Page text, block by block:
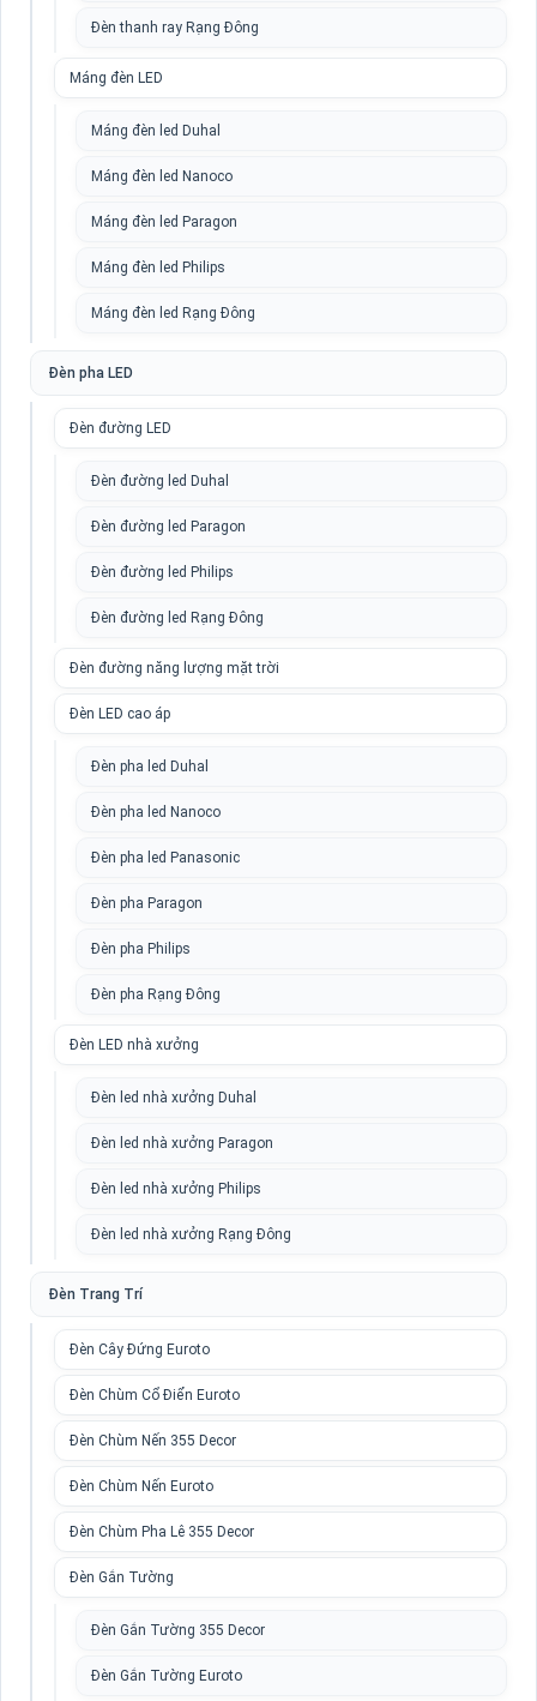
Đèn thanh ray Rạng Đông
Máng đèn LED
Máng đèn led Duhal
Máng đèn led Nanoco
Máng đèn led Paragon
Máng đèn led Philips
Máng đèn led Rạng Đông
Đèn pha LED
Đèn đường LED
Đèn đường led Duhal
Đèn đường led Paragon
Đèn đường led Philips
Đèn đường led Rạng Đông
Đèn đường năng lượng mặt trời
Đèn LED cao áp
Đèn pha led Duhal
Đèn pha led Nanoco
Đèn pha led Panasonic
Đèn pha Paragon
Đèn pha Philips
Đèn pha Rạng Đông
Đèn LED nhà xưởng
Đèn led nhà xưởng Duhal
Đèn led nhà xưởng Paragon
Đèn led nhà xưởng Philips
Đèn led nhà xưởng Rạng Đông
Đèn Trang Trí
Đèn Cây Đứng Euroto
Đèn Chùm Cổ Điển Euroto
Đèn Chùm Nến 355 Decor
Đèn Chùm Nến Euroto
Đèn Chùm Pha Lê 355 Decor
Đèn Gắn Tường
Đèn Gắn Tường 355 Decor
Đèn Gắn Tường Euroto